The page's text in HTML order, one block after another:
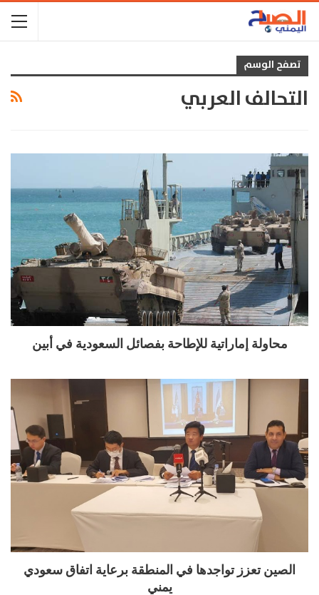
تصفح الوسم
التحالف العربي
محاولة إماراتية للإطاحة بفصائل السعودية في أبين
الصين تعزز تواجدها في المنطقة برعاية اتفاق سعودي
يمني